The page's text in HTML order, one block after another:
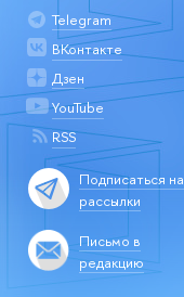
Telegram
ВКонтакте
Дзен
YouTube
RSS
Подписаться на
рассылки
Письмо в
редакцию